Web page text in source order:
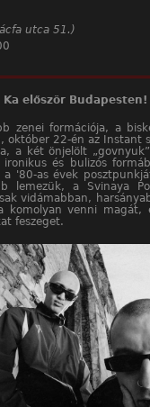
utca 51.)
először Budapesten!
zenei formációja, a
október 22-én az Instant
a két önjelölt
és bulizós
'80-as évek
lemezük, a Svinaya
vidámabban,
komolyan venni magát,
feszeget.